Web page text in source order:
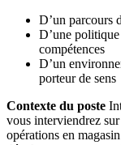
D’un parcours
D’une
compétences
D’un
porteur de sens
Contexte du poste
vous interviendrez
opérations en